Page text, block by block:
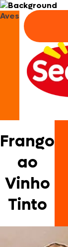
Aves
Frango
ao
Vinho
Tinto